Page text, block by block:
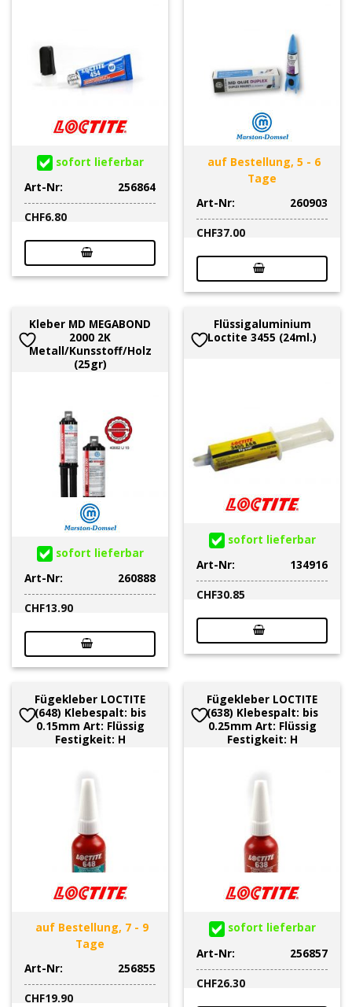
sofort lieferbar
Art-Nr:
256864
CHF6.80
auf Bestellung, 5 - 6
Tage
Art-Nr:
260903
CHF37.00
Kleber MD MEGABOND
2000 2K
Metall/Kunsstoff/Holz
(25gr)
sofort lieferbar
Art-Nr:
260888
CHF13.90
Flüssigaluminium
Loctite 3455 (24ml.)
sofort lieferbar
Art-Nr:
134916
CHF30.85
Fügekleber LOCTITE
(648) Klebespalt: bis
0.15mm Art: Flüssig
Festigkeit: H
auf Bestellung, 7 - 9
Tage
Art-Nr:
256855
CHF19.90
Fügekleber LOCTITE
(638) Klebespalt: bis
0.25mm Art: Flüssig
Festigkeit: H
sofort lieferbar
Art-Nr:
256857
CHF26.30